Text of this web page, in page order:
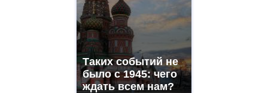
Таких событий не
было с 1945: чего
ждать всем нам?